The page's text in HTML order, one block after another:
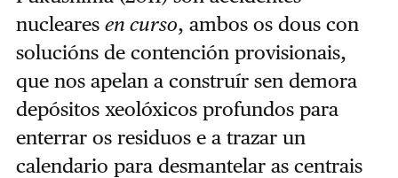
nucleares en curso, ambos os dous con
solucións de contención provisionais,
que nos apelan a construír sen demora
depósitos xeolóxicos profundos para
enterrar os residuos e a trazar un
calendario para desmantelar as centrais